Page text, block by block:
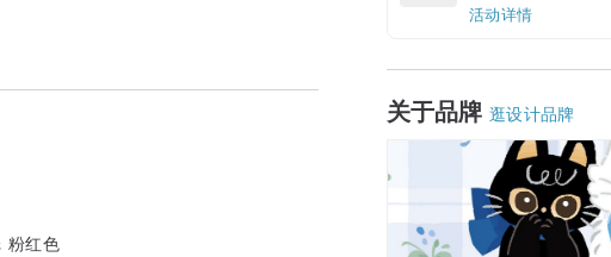
活动详情
关于品牌 逛设计品牌